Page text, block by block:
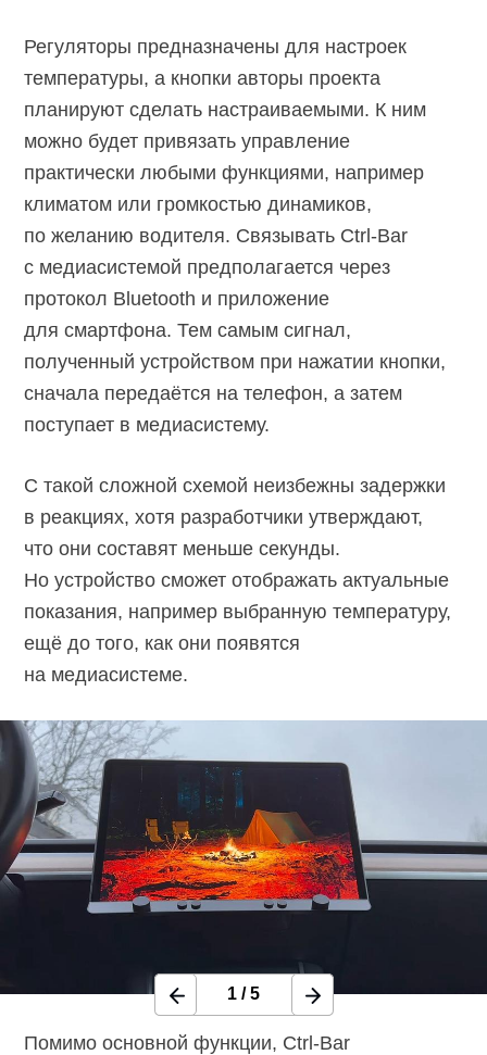
Регуляторы предназначены для настроек
температуры, а кнопки авторы проекта
планируют сделать настраиваемыми. К ним
можно будет привязать управление
практически любыми функциями, например
климатом или громкостью динамиков,
по желанию водителя. Связывать Ctrl-Bar
с медиасистемой предполагается через
протокол Bluetooth и приложение
для смартфона. Тем самым сигнал,
полученный устройством при нажатии кнопки,
сначала передаётся на телефон, а затем
поступает в медиасистему.
С такой сложной схемой неизбежны задержки
в реакциях, хотя разработчики утверждают,
что они составят меньше секунды.
Но устройство сможет отображать актуальные
показания, например выбранную температуру,
ещё до того, как они появятся
на медиасистеме.
1 /5
Помимо основной функции, Ctrl-Bar